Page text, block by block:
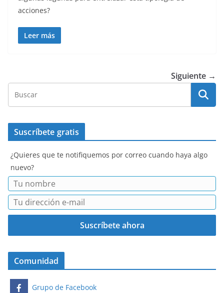
acciones?
Leer más
Siguiente →
Suscríbete gratis
¿Quieres que te notifiquemos por correo cuando haya algo
nuevo?
Comunidad
Grupo de Facebook